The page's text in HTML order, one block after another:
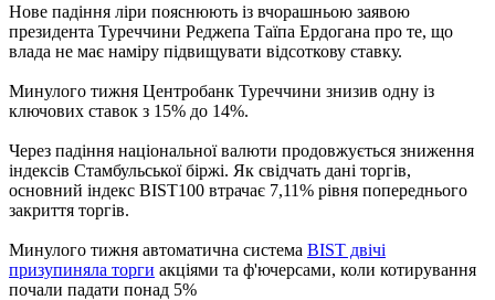
Нове падіння ліри пояснюють із вчорашньою заявою
президента Туреччини Реджепа Таїпа Ердогана про те, що
влада не має наміру підвищувати відсоткову ставку.
Минулого тижня Центробанк Туреччини знизив одну із
ключових ставок з 15% до 14%.
Через падіння національної валюти продовжується зниження
індексів Стамбульської біржі. Як свідчать дані торгів,
основний індекс BIST100 втрачає 7,11% рівня попереднього
закриття торгів.
Минулого тижня автоматична система BIST двічі
призупиняла торги акціями та ф'ючерсами, коли котирування
почали падати понад 5%